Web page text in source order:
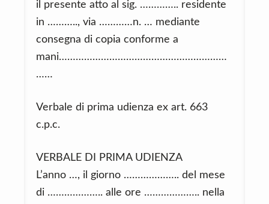
il presente atto al sig. ………….. residente
in ……….., via …………n. … mediante
consegna di copia conforme a
mani……………………………………………………
……
Verbale di prima udienza ex art. 663
c.p.c.
VERBALE DI PRIMA UDIENZA
L’anno …, il giorno ……………….. del mese
di ……………….. alle ore ……………….. nella